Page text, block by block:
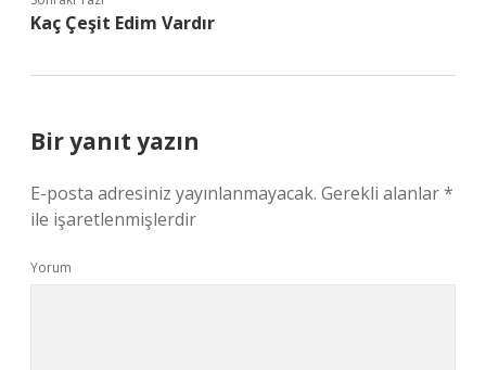
Kaç Çeşit Edim Vardır
Bir yanıt yazın
E-posta adresiniz yayınlanmayacak. Gerekli alanlar*
ile işaretlenmişlerdir
Yorum